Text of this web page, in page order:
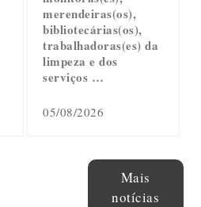
merendeiras(os),
bibliotecárias(os),
trabalhadoras(es) da
limpeza e dos
serviços …
05/08/2026
Mais
notícias